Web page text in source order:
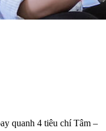
quanh 4 tiêu chí Tâm –